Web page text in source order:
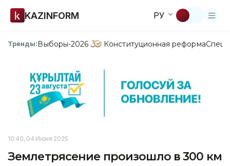
KAZINFORM РУ
Тренды:Выборы-2026 Конституционная реформа
10:40, 04 Июня 2025
Землетрясение произошло в 300 км